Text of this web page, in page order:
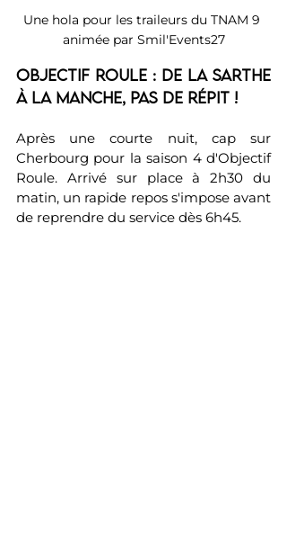
Une hola pour les traileurs du TNAM 9
animée par Smil'Events27
Objectif Roule : De la Sarthe
à la Manche, pas de répit !
Après une courte nuit, cap sur
Cherbourg pour la saison 4 d'Objectif
Roule. Arrivé sur place à 2h30 du
matin, un rapide repos s'impose avant
de reprendre du service dès 6h45.